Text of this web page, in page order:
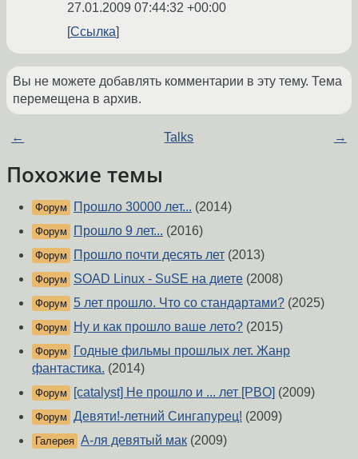
27.01.2009 07:44:32 +00:00
Ссылка
Вы не можете добавлять комментарии в эту тему. Тема
перемещена в архив.
← Talks →
Похожие темы
Форум Прошло 30000 лет... (2014)
Форум Прошло 9 лет... (2016)
Форум Прошло почти десять лет (2013)
Форум SOAD Linux - SuSE на диете (2008)
Форум 5 лет прошло. Что со стандартами? (2025)
Форум Ну и как прошло ваше лето? (2015)
Форум
Годные фильмы прошлых лет. Жанр
фантастика. (2014)
Форум [catalyst] Не прошло и ... лет [PBO] (2009)
Форум Девяти!-летний Сингапурец! (2009)
Галерея А-ля девятый мак (2009)